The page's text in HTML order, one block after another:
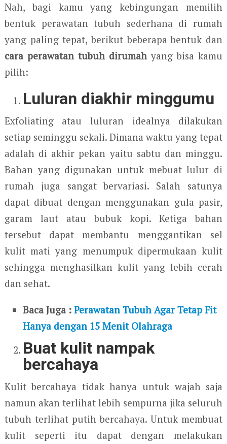
Nah, bagi kamu yang kebingungan memilih
bentuk perawatan tubuh sederhana di rumah
yang paling tepat, berikut beberapa bentuk dan
cara perawatan tubuh dirumah yang bisa kamu
pilih:
Luluran diakhir minggumu
Exfoliating atau luluran idealnya dilakukan
setiap seminggu sekali. Dimana waktu yang tepat
adalah di akhir pekan yaitu sabtu dan minggu.
Bahan yang digunakan untuk mebuat lulur di
rumah juga sangat bervariasi. Salah satunya
dapat dibuat dengan menggunakan gula pasir,
garam laut atau bubuk kopi. Ketiga bahan
tersebut dapat membantu menggantikan sel
kulit mati yang menumpuk dipermukaan kulit
sehingga menghasilkan kulit yang lebih cerah
dan sehat.
Baca Juga :Perawatan Tubuh Agar Tetap Fit
Hanya dengan 15 Menit Olahraga
Buat kulit nampak
bercahaya
Kulit bercahaya tidak hanya untuk wajah saja
namun akan terlihat lebih sempurna jika seluruh
tubuh terlihat putih bercahaya. Untuk membuat
kulit seperti itu dapat dengan melakukan